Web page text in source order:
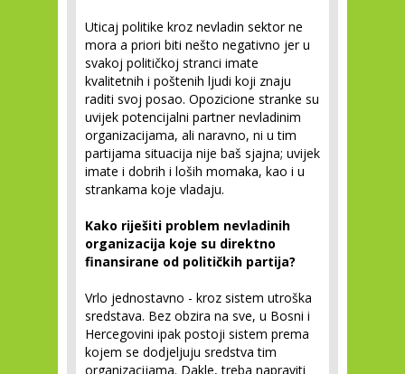
Uticaj politike kroz nevladin sektor ne
mora a priori biti nešto negativno jer u
svakoj političkoj stranci imate
kvalitetnih i poštenih ljudi koji znaju
raditi svoj posao. Opozicione stranke su
uvijek potencijalni partner nevladinim
organizacijama, ali naravno, ni u tim
partijama situacija nije baš sjajna; uvijek
imate i dobrih i loših momaka, kao i u
strankama koje vladaju.
Kako riješiti problem nevladinih
organizacija koje su direktno
finansirane od političkih partija?
Vrlo jednostavno - kroz sistem utroška
sredstava. Bez obzira na sve, u Bosni i
Hercegovini ipak postoji sistem prema
kojem se dodjeljuju sredstva tim
organizacijama. Dakle, treba napraviti